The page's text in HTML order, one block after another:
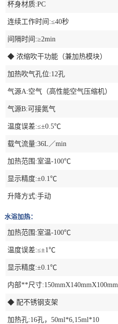
杯身材质:PC
连续工作时间:≤40秒
间隔时间:≥2min
◆ 浓缩吹干功能（兼加热模块）
加热吹气孔位:12孔
气源A:空气（高性能空气压缩机）
气源B:可接氮气
温度误差:≤±0.5℃
载气流量:36L／min
加热范围:室温-100℃
显示精度:±0.1℃
升降方式:手动
水浴加热：
加热范围:室温-100℃
温度误差:≤±1℃
显示精度:±0.1℃
内部**尺寸:150mmX140mmX100mm
◆ 配不锈钢支架
加热孔:16孔，50ml*6,15ml*10